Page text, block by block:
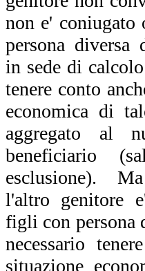
non e'
persona diversa
in sede di
tenere conto
economica di
aggregato al
beneficiario
esclusione).
l'altro genitore
figli con persona
necessario
situazione